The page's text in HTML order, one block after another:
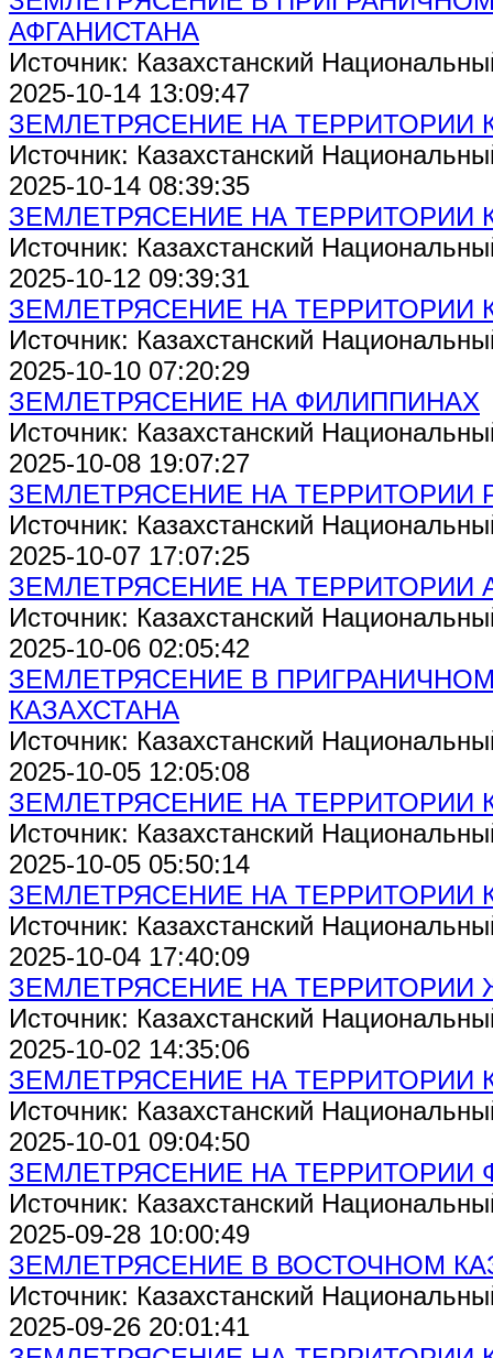
АФГАНИСТАНА
Источник: Казахстанский
2025-10-14 13:09:47
ЗЕМЛЕТРЯСЕНИЕ НА ТЕРРИТОРИИ
Источник: Казахстанский
2025-10-14 08:39:35
ЗЕМЛЕТРЯСЕНИЕ НА ТЕРРИТОРИИ
Источник: Казахстанский
2025-10-12 09:39:31
ЗЕМЛЕТРЯСЕНИЕ НА ТЕРРИТОРИИ
Источник: Казахстанский
2025-10-10 07:20:29
ЗЕМЛЕТРЯСЕНИЕ НА ФИЛИППИНАХ
Источник: Казахстанский
2025-10-08 19:07:27
ЗЕМЛЕТРЯСЕНИЕ НА ТЕРРИТОРИИ
Источник: Казахстанский
2025-10-07 17:07:25
ЗЕМЛЕТРЯСЕНИЕ НА ТЕРРИТОРИИ
Источник: Казахстанский
2025-10-06 02:05:42
ЗЕМЛЕТРЯСЕНИЕ В
КАЗАХСТАНА
Источник: Казахстанский
2025-10-05 12:05:08
ЗЕМЛЕТРЯСЕНИЕ НА ТЕРРИТОРИИ
Источник: Казахстанский
2025-10-05 05:50:14
ЗЕМЛЕТРЯСЕНИЕ НА ТЕРРИТОРИИ
Источник: Казахстанский
2025-10-04 17:40:09
ЗЕМЛЕТРЯСЕНИЕ НА ТЕРРИТОРИИ
Источник: Казахстанский
2025-10-02 14:35:06
ЗЕМЛЕТРЯСЕНИЕ НА ТЕРРИТОРИИ
Источник: Казахстанский
2025-10-01 09:04:50
ЗЕМЛЕТРЯСЕНИЕ НА ТЕРРИТОРИИ
Источник: Казахстанский
2025-09-28 10:00:49
ЗЕМЛЕТРЯСЕНИЕ В ВОСТОЧНОМ
Источник: Казахстанский
2025-09-26 20:01:41